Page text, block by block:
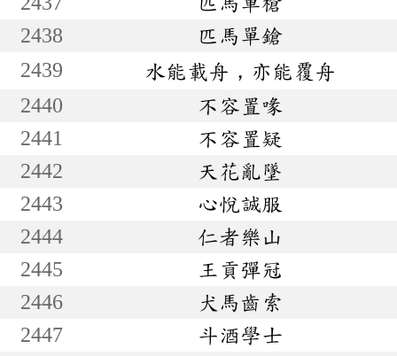
2438
匹馬單鎗
2439
水能載舟，亦能覆舟
2440
不容置喙
2441
不容置疑
2442
天花亂墜
2443
心悅誠服
2444
仁者樂山
2445
王貢彈冠
2446
犬馬齒索
2447
斗酒學士